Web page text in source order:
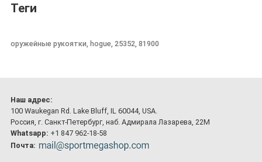
Теги
оружейные рукоятки, hogue, 25352, 81900
Наш адрес:
100 Waukegan Rd. Lake Bluff, IL 60044, USA.
Россия, г. Санкт-Петербург, наб. Адмирала Лазарева, 22М
Whatsapp: +1 847 962-18-58
Почта: